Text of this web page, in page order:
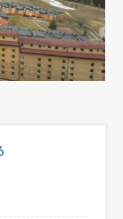
Next